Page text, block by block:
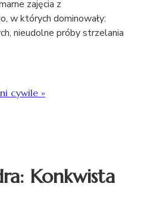
zajęcia z
w których dominowały:
nieudolne próby strzelania
cywile »
Konkwista